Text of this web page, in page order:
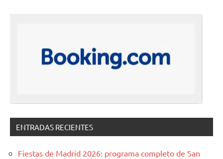
ENTRADAS RECIENTES
Fiestas de Madrid 2026: programa completo de San